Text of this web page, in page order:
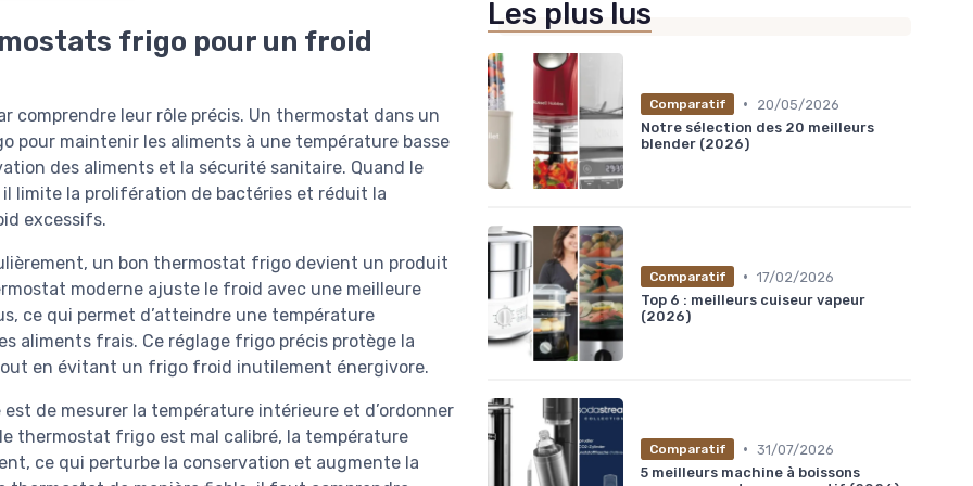
frigo pour un froid
comprendre leur rôle précis. Un thermostat dans un
maintenir les aliments à une température basse
des aliments et la sécurité sanitaire. Quand le
la prolifération de bactéries et réduit la
excessifs.
un bon thermostat frigo devient un produit
moderne ajuste le froid avec une meilleure
ce qui permet d’atteindre une température
aliments frais. Ce réglage frigo précis protège la
en évitant un frigo froid inutilement énergivore.
de mesurer la température intérieure et d’ordonner
thermostat frigo est mal calibré, la température
ce qui perturbe la conservation et augmente la
Les plus lus
Comparatif •
20/05/2026
Notre sélection des 20 meilleurs
blender (2026)
Comparatif • 17/02/2026
Top 6 : meilleurs cuiseur vapeur
(2026)
Comparatif • 31/07/2026
5 meilleurs machine à boissons